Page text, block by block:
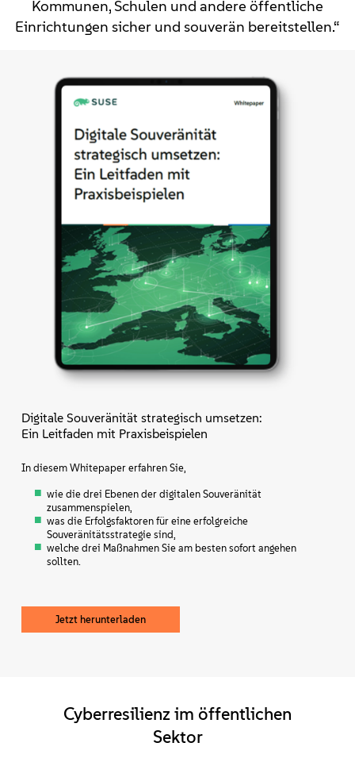
Kommunen, Schulen und andere öffentliche
Einrichtungen sicher und souverän bereitstellen.“
Digitale Souveränität strategisch umsetzen:
Ein Leitfaden mit Praxisbeispielen
In diesem Whitepaper erfahren Sie,
wie die drei Ebenen der digitalen Souveränität
zusammenspielen,
was die Erfolgsfaktoren für eine erfolgreiche
Souveränitätsstrategie sind,
welche drei Maßnahmen Sie am besten sofort angehen
sollten.
Jetzt herunterladen
Cyberresilienz im öffentlichen
Sektor